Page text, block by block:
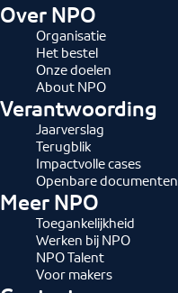
Over NPO
Organisatie
Het bestel
Onze doelen
About NPO
Verantwoording
Jaarverslag
Terugblik
Impactvolle cases
Openbare documenten
Meer NPO
Toegankelijkheid
Werken bij NPO
NPO Talent
Voor makers